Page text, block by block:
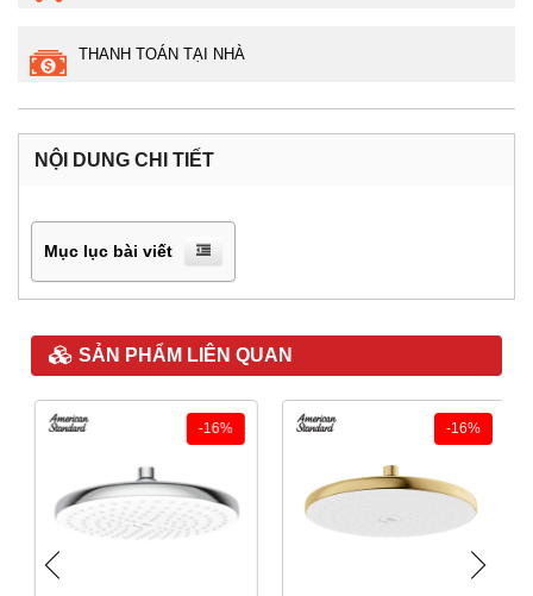
THANH TOÁN TẠI NHÀ
NỘI DUNG CHI TIẾT
Mục lục bài viết
SẢN PHẨM LIÊN QUAN
-16% -16%